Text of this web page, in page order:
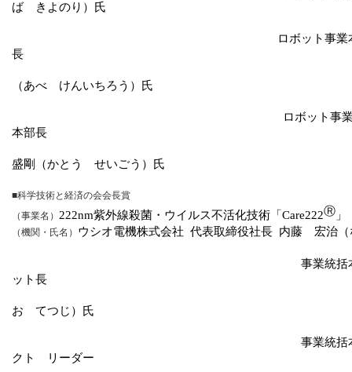
ば きよのり）氏
ロボット事
長
（あべ けんいちろう）氏
ロボット事
本部長
盛剛（かとう せいごう）氏
■科学技術と経済の会会長賞
（事業名） 222nm紫外線殺菌・ウイルス不活化技術「 Care222Ⓡ 」
（機関・氏名） ウシオ電機株式会社 代表取締役社長 内藤 宏治（
事業統括
ット長
お てつじ）氏
事業統括
クト リーダー